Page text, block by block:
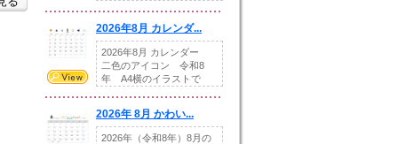
2026年8月 カレンダ...
2026年8月 カレンダー
二色のアイコン 令和8
年 A4横のイラストで
2026年 8月 かわい...
2026年（令和8年）8月の